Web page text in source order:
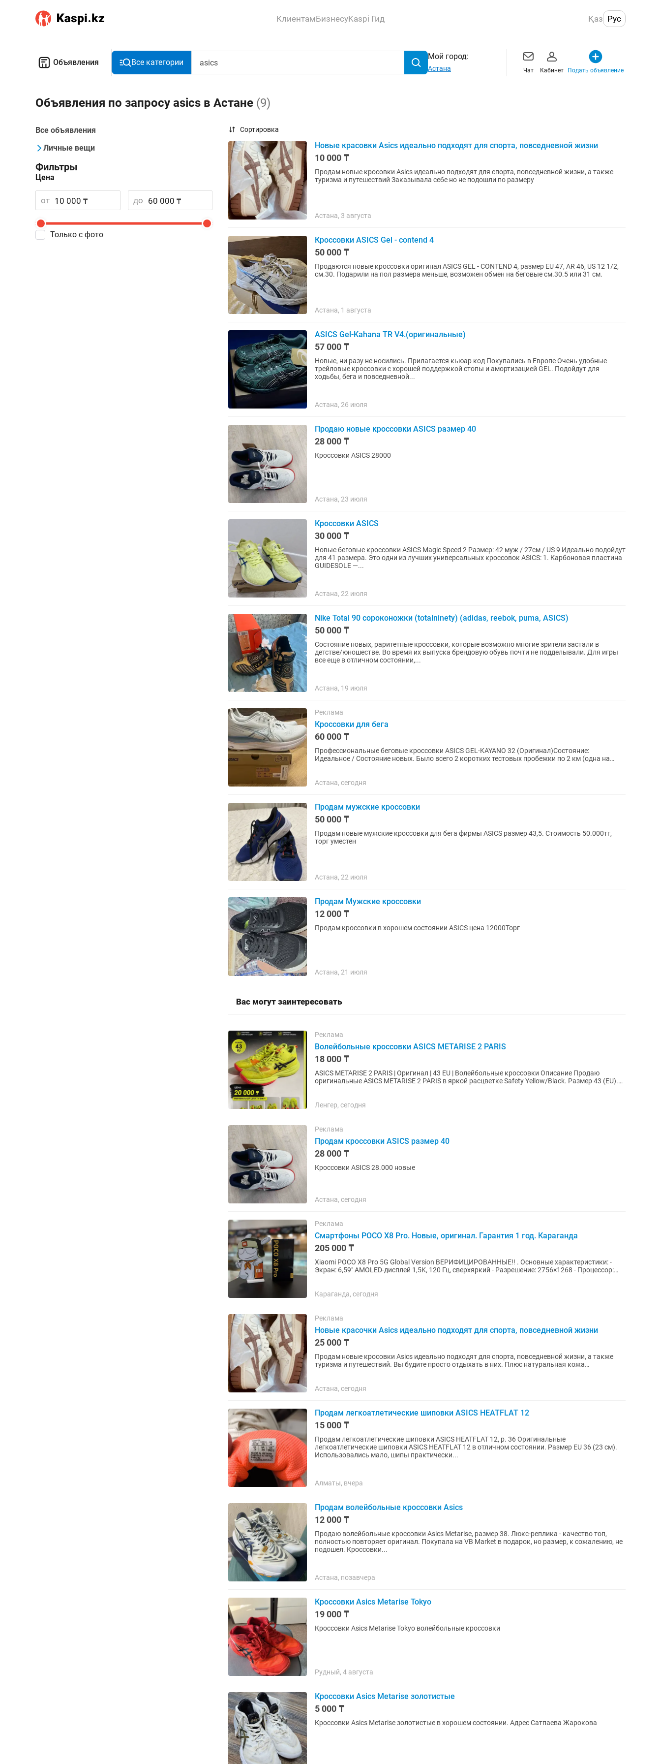
КлиентамБизнесуKaspi Гид Қаз Рус
Объявления Все категории
Мой город:
Астана Чат Кабинет Подать объявление
Объявления по запросу asics в Астане (9)
Все объявления
Личные вещи
Фильтры
Цена
от до
Только с фото
Сортировка
Новые красовки Asics идеально подходят для спорта, повседневной жизни
10 000 ₸
Продам новые кросовки Asics идеально подходят для спорта, повседневной жизни, а также
туризма и путешествий Заказывала себе но не подошли по размеру
Астана, 3 августа
Кроссовки ASICS Gel - contend 4
50 000 ₸
Продаются новые кроссовки оригинал ASICS GEL - CONTEND 4, размер EU 47, AR 46, US 12 1/2,
см.30. Подарили на пол размера меньше, возможен обмен на беговые см.30.5 или 31 см.
Астана, 1 августа
ASICS Gel-Kahana TR V4.(оригинальные)
57 000 ₸
Новые, ни разу не носились. Прилагается кьюар код Покупались в Европе Очень удобные
трейловые кроссовки с хорошей поддержкой стопы и амортизацией GEL. Подойдут для
ходьбы, бега и повседневной...
Астана, 26 июля
Продаю новые кроссовки ASICS размер 40
28 000 ₸
Кроссовки ASICS 28000
Астана, 23 июля
Кроссовки ASICS
30 000 ₸
Новые беговые кроссовки ASICS Magic Speed 2 Размер: 42 муж / 27см / US 9 Идеально подойдут
для 41 размера. Это одни из лучших универсальных кроссовок ASICS: 1. Карбоновая пластина
GUIDESOLE —...
Астана, 22 июля
Nike Total 90 сороконожки (totalninety) (adidas, reebok, puma, ASICS)
50 000 ₸
Состояние новых, раритетные кроссовки, которые возможно многие зрители застали в
детстве/юношестве. Во время их выпуска брендовую обувь почти не подделывали. Для игры
все еще в отличном состоянии,...
Астана, 19 июля
Реклама
Кроссовки для бега
60 000 ₸
Профессиональные беговые кроссовки ASICS GEL-KAYANO 32 (Оригинал)Состояние:
Идеальное / Состояние новых. Было всего 2 коротких тестовых пробежки по 2 км (одна на
Астана, сегодня
Продам мужские кроссовки
50 000 ₸
Продам новые мужские кроссовки для бега фирмы ASICS размер 43,5. Стоимость 50.000тг,
торг уместен
Астана, 22 июля
Продам Мужские кроссовки
12 000 ₸
Продам кроссовки в хорошем состоянии ASICS цена 12000Торг
Астана, 21 июля
Вас могут заинтересовать
Реклама
Волейбольные кроссовки ASICS METARISE 2 PARIS
18 000 ₸
ASICS METARISE 2 PARIS | Оригинал | 43 EU | Волейбольные кроссовки Описание Продаю
оригинальные ASICS METARISE 2 PARIS в яркой расцветке Safety Yellow/Black. Размер 43 (EU).
Ленгер, сегодня
Реклама
Продам кроссовки ASICS размер 40
28 000 ₸
Кроссовки ASICS 28.000 новые
Астана, сегодня
Реклама
Смартфоны POCO X8 Pro. Новые, оригинал. Гарантия 1 год. Караганда
205 000 ₸
Xiaomi POCO X8 Pro 5G Global Version ВЕРИФИЦИРОВАННЫЕ!! . Основные характеристики: -
Экран: 6,59" AMOLED-дисплей 1,5K, 120 Гц, сверхяркий - Разрешение: 2756×1268 - Процессор:
Караганда, сегодня
Реклама
Новые красочки Asics идеально подходят для спорта, повседневной жизни
25 000 ₸
Продам новые кросовки Asics идеально подходят для спорта, повседневной жизни, а также
туризма и путешествий. Вы будите просто отдыхать в них. Плюс натуральная кожа
Астана, сегодня
Продам легкоатлетические шиповки ASICS HEATFLAT 12
15 000 ₸
Продам легкоатлетические шиповки ASICS HEATFLAT 12, р. 36 Оригинальные
легкоатлетические шиповки ASICS HEATFLAT 12 в отличном состоянии. Размер EU 36 (23 см).
Использовались мало, шипы практически...
Алматы, вчера
Продам волейбольные кроссовки Asics
12 000 ₸
Продаю волейбольные кроссовки Asics Metarise, размер 38. Люкс-реплика - качество топ,
полностью повторяет оригинал. Покупала на VB Market в подарок, но размер, к сожалению, не
подошел. Кроссовки...
Астана, позавчера
Кроссовки Asics Metarise Tokyo
19 000 ₸
Кроссовки Asics Metarise Tokyo волейбольные кроссовки
Рудный, 4 августа
Кроссовки Asics Metarise золотистые
5 000 ₸
Кроссовки Asics Metarise золотистые в хорошем состоянии. Адрес Сатпаева Жарокова